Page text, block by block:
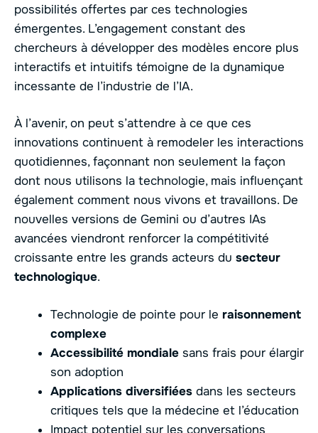
possibilités offertes par ces technologies
émergentes. L’engagement constant des
chercheurs à développer des modèles encore plus
interactifs et intuitifs témoigne de la dynamique
incessante de l’industrie de l’IA.
À l’avenir, on peut s’attendre à ce que ces
innovations continuent à remodeler les interactions
quotidiennes, façonnant non seulement la façon
dont nous utilisons la technologie, mais influençant
également comment nous vivons et travaillons. De
nouvelles versions de Gemini ou d’autres IAs
avancées viendront renforcer la compétitivité
croissante entre les grands acteurs du secteur
technologique.
Technologie de pointe pour le raisonnement
complexe
Accessibilité mondiale sans frais pour élargir
son adoption
Applications diversifiées dans les secteurs
critiques tels que la médecine et l’éducation
Impact potentiel sur les conversations